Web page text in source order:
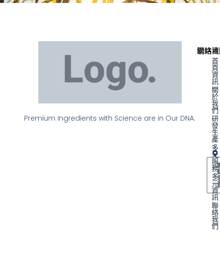
Premium Ingredients with Science are in Our DNA.
聯絡
網站
首
頁
資
訊
關
於
我
們
研
發
生
產
多
元
服
務
多
元
資
訊
聯
絡
我
們